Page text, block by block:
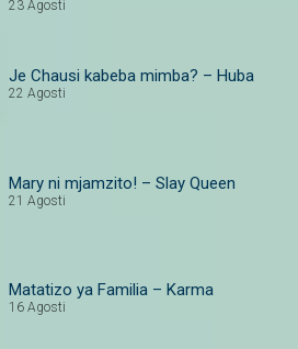
23 Agosti
Je Chausi kabeba mimba? – Huba
22 Agosti
Mary ni mjamzito! – Slay Queen
21 Agosti
Matatizo ya Familia – Karma
16 Agosti